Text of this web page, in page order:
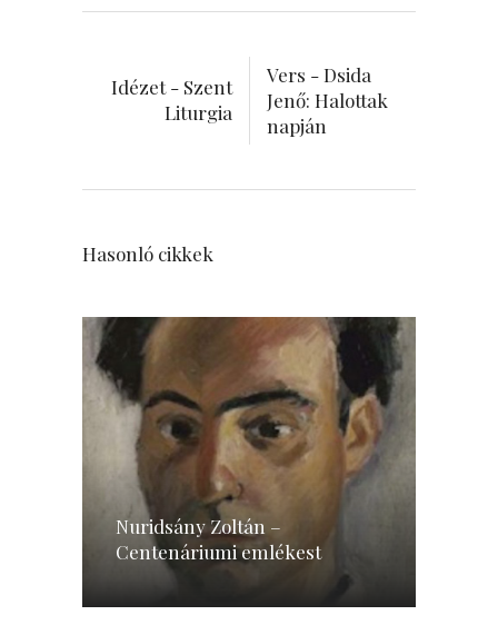
Idézet - Szent
Liturgia
Vers - Dsida
Jenő: Halottak
napján
Hasonló cikkek
Nuridsány Zoltán –
Centenáriumi emlékest